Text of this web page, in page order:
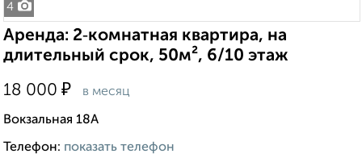
4
Аренда: 2‑комнатная квартира, на
длительный срок, 50м², 6/10 этаж
18 000 ₽ в месяц
Вокзальная 18А
Телефон: показать телефон